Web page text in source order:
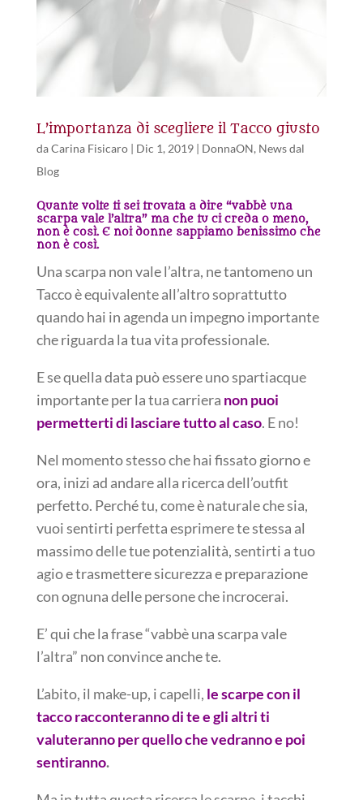
L’importanza di scegliere il Tacco giusto
daCarina Fisicaro| Dic 1, 2019| DonnaON, News dal
Blog
Quante volte ti sei trovata a dire “vabbè una
scarpa vale l’altra” ma che tu ci creda o meno,
non è così. E noi donne sappiamo benissimo che
non è così.
Una scarpa non vale l’altra, ne tantomeno un
Tacco è equivalente all’altro soprattutto
quando hai in agenda un impegno importante
che riguarda la tua vita professionale.
E se quella data può essere uno spartiacque
importante per la tua carriera non puoi
permetterti di lasciare tutto al caso. E no!
Nel momento stesso che hai fissato giorno e
ora, inizi ad andare alla ricerca dell’outfit
perfetto. Perché tu, come è naturale che sia,
vuoi sentirti perfetta esprimere te stessa al
massimo delle tue potenzialità, sentirti a tuo
agio e trasmettere sicurezza e preparazione
con ognuna delle persone che incrocerai.
E’ qui che la frase “vabbè una scarpa vale
l’altra” non convince anche te.
L’abito, il make-up, i capelli, le scarpe con il
tacco racconteranno di te e gli altri ti
valuteranno per quello che vedranno e poi
sentiranno.